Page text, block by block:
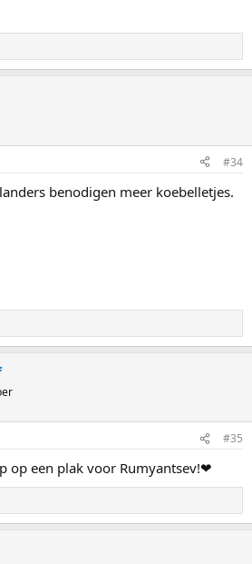
#34
benodigen meer koebelletjes.
#35
op een plak voor Rumyantsev!❤